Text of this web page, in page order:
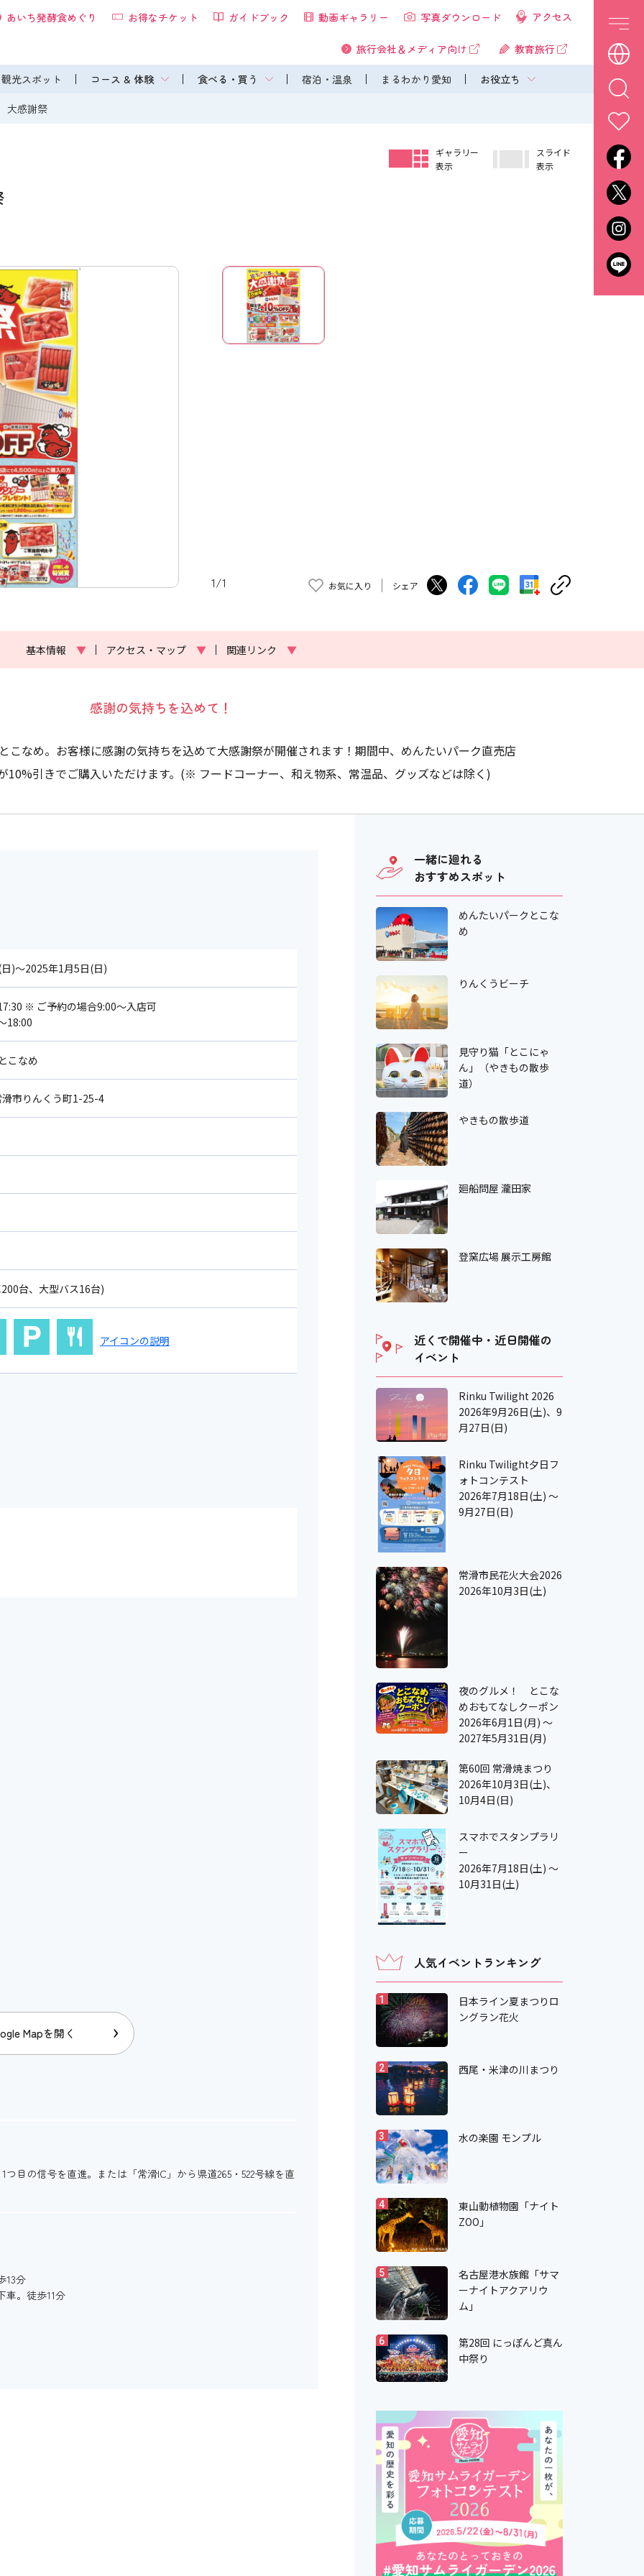
観光スポット コース & 体験 食べる・買う 宿泊・温泉 まるわかり愛知 お役立ち
あいち発酵食めぐり お得なチケット ガイドブック 動画ギャラリー 写真ダウンロード アクセス
旅行会社＆メディア向け 教育旅行
大感謝祭
ギャラリー
表示
スライド
表示
1/1 お気に入り シェア
基本情報 ▼ アクセス・マップ ▼ 関連リンク ▼
感謝の気持ちを込めて！
こなめ。お客様に感謝の気持ちを込めて大感謝祭が開催されます！期間中、めんたいパーク直売店
10%引きでご購入いただけます。(※ フードコーナー、和え物系、常温品、グッズなどは除く)
)～2025年1月5日(日)
※ ご予約の場合9:00～入店可
18:00
こなめ
市りんくう町1-25-4
台、大型バス16台)
アイコンの説明
Mapを開く
目の信号を直進。または「常滑IC」から県道265・522号線を直
13分
。徒歩11分
一緒に廻れる
おすすめスポット
めんたいパークとこな
め
りんくうビーチ
見守り猫「とこにゃ
ん」（やきもの散歩
道）
やきもの散歩道
廻船問屋 瀧田家
登窯広場 展示工房館
近くで開催中・近日開催の
イベント
Rinku Twilight 2026
2026年9月26日(土)、9
月27日(日)
Rinku Twilight夕日フ
ォトコンテスト
2026年7月18日(土) ～
9月27日(日)
常滑市民花火大会2026
2026年10月3日(土)
夜のグルメ！ とこな
めおもてなしクーポン
2026年6月1日(月) ～
2027年5月31日(月)
第60回 常滑焼まつり
2026年10月3日(土)、
10月4日(日)
スマホでスタンプラリ
ー
2026年7月18日(土) ～
10月31日(土)
人気イベントランキング
1
日本ライン夏まつりロ
ングラン花火
2 西尾・米津の川まつり
3 水の楽園 モンプル
4
東山動植物園「ナイト
ZOO」
5
名古屋港水族館「サマ
ーナイトアクアリウ
ム」
6
第28回 にっぽんど真ん
中祭り